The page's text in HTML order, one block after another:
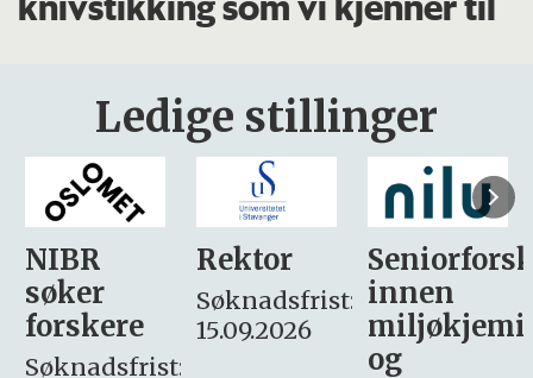
Ledige stillinger
Rektor
Søknadsfrist:
15.09.2026
Seniorforsker
innen
miljøkjemi
søker
– fast